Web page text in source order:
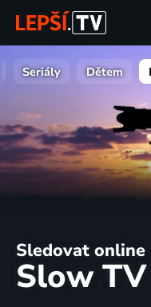
Seriály Dětem
Sledovat online
Slow TV